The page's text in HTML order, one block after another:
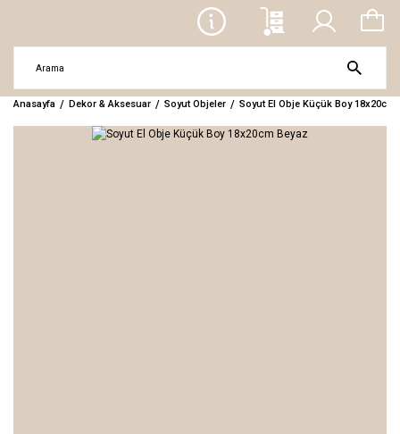
Anasayfa Dekor & Aksesuar Soyut Objeler Soyut El Obje Küçük Boy 18x20cm